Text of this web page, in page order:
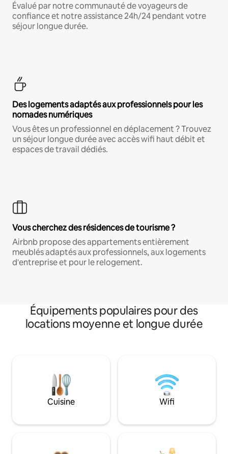
Évalué par notre communauté de voyageurs de
confiance et notre assistance 24h/24 pendant votre
séjour longue durée.
Des logements adaptés aux professionnels pour les
nomades numériques
Vous êtes un professionnel en déplacement ? Trouvez
un séjour longue durée avec accès wifi haut débit et
espaces de travail dédiés.
Vous cherchez des résidences de tourisme ?
Airbnb propose des appartements entièrement
meublés adaptés aux professionnels, aux logements
d'entreprise et pour le relogement.
Équipements populaires pour des
locations moyenne et longue durée
Cuisine Wifi